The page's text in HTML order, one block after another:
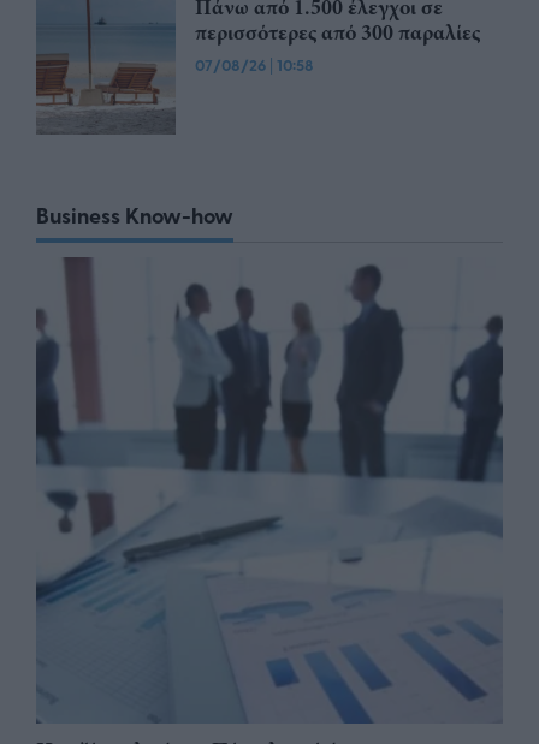
Πάνω από 1.500 έλεγχοι σε
περισσότερες από 300 παραλίες
07/08/26 | 10:58
Business Know-how